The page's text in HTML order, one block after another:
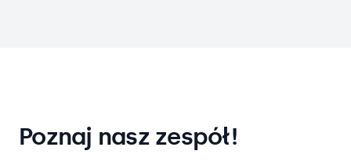
Poznaj nasz zespół!